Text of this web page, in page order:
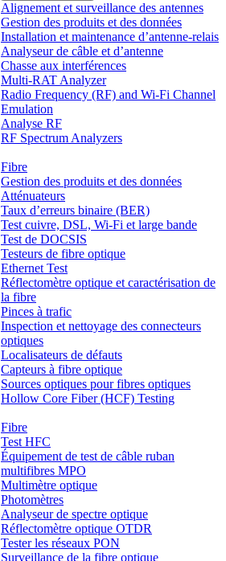
Alignement et surveillance des antennes
Gestion des produits et des données
Installation et maintenance d’antenne-relais
Analyseur de câble et d’antenne
Chasse aux interférences
Multi-RAT Analyzer
Radio Frequency (RF) and Wi-Fi Channel
Emulation
Analyse RF
RF Spectrum Analyzers
Fibre
Gestion des produits et des données
Atténuateurs
Taux d’erreurs binaire (BER)
Test cuivre, DSL, Wi-Fi et large bande
Test de DOCSIS
Testeurs de fibre optique
Ethernet Test
Réflectomètre optique et caractérisation de
la fibre
Pinces à trafic
Inspection et nettoyage des connecteurs
optiques
Localisateurs de défauts
Capteurs à fibre optique
Sources optiques pour fibres optiques
Hollow Core Fiber (HCF) Testing
Fibre
Test HFC
Équipement de test de câble ruban
multifibres MPO
Multimètre optique
Photomètres
Analyseur de spectre optique
Réflectomètre optique OTDR
Tester les réseaux PON
Surveillance de la fibre optique